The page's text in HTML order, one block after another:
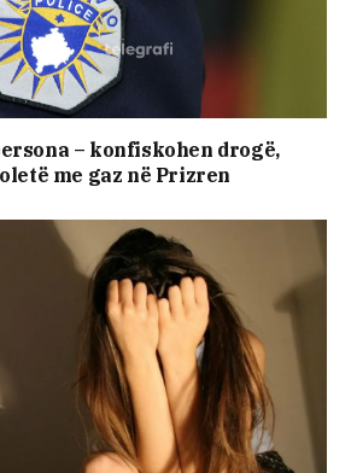
– konfiskohen drogë,
me gaz në Prizren